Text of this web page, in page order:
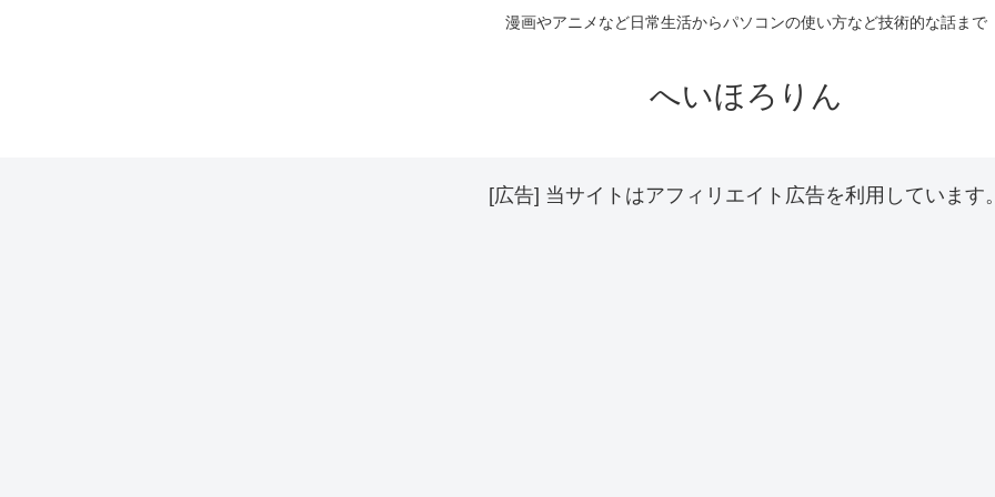
漫画やアニメなど日常生活からパソコンの使い方など技術的な話まで
へいほろりん
[広告] 当サイトはアフィリエイト広告を利用しています